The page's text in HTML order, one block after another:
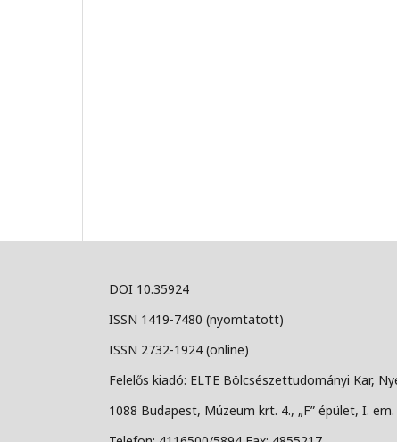
DOI 10.35924
ISSN 1419-7480 (nyomtatott)
ISSN 2732-1924 (online)
Felelős kiadó: ELTE Bölcsészettudományi Kar,
1088 Budapest, Múzeum krt. 4., „F” épület, I. em.